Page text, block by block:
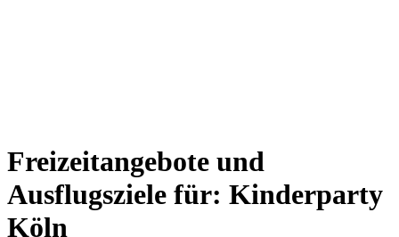
Freizeitangebote und
Ausflugsziele für: Kinderparty
Köln